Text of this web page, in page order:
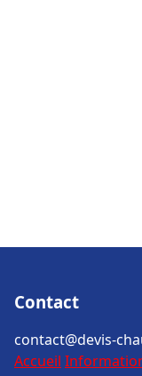
Contact
contact@devis-
Accueil